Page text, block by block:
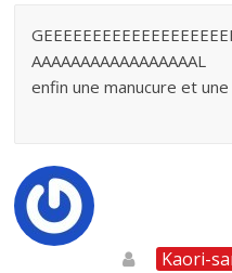
AAAAAAAAAAAAAAAAAL
enfin une manucure et
Kaori-